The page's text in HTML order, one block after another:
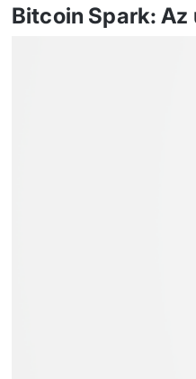
Bitcoin Spark: